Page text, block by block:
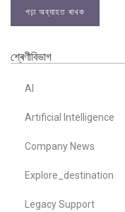
পঢ়া অব্যাহত ৰাখক
শ্ৰেণীবিভাগ
AI
Artificial Intelligence
Company News
Explore_destination
Legacy Support